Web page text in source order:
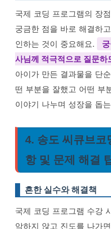
국제 코딩 프로그램의 장
궁금한 점을 바로 해결하
인하는 것이 중요해요.
사님께 적극적으로 질문하
아이가 만든 결과물을 단
떤 부분을 잘했고 어떤 부
이야기 나누며 성장을 돕
4. 송도 씨큐브코
항 및 문제 해결
흔한 실수와 해결책
국제 코딩 프로그램 수강
악하지 않고 진도를 나가